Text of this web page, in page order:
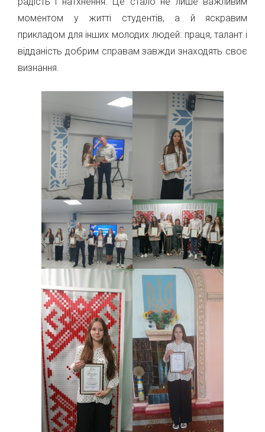
моментом у житті студентів, а й яскравим
прикладом для інших молодих людей: праця, талант і
відданість добрим справам завжди знаходять своє
визнання.